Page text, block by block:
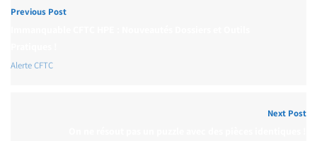
Previous Post
Alerte CFTC
Next Post